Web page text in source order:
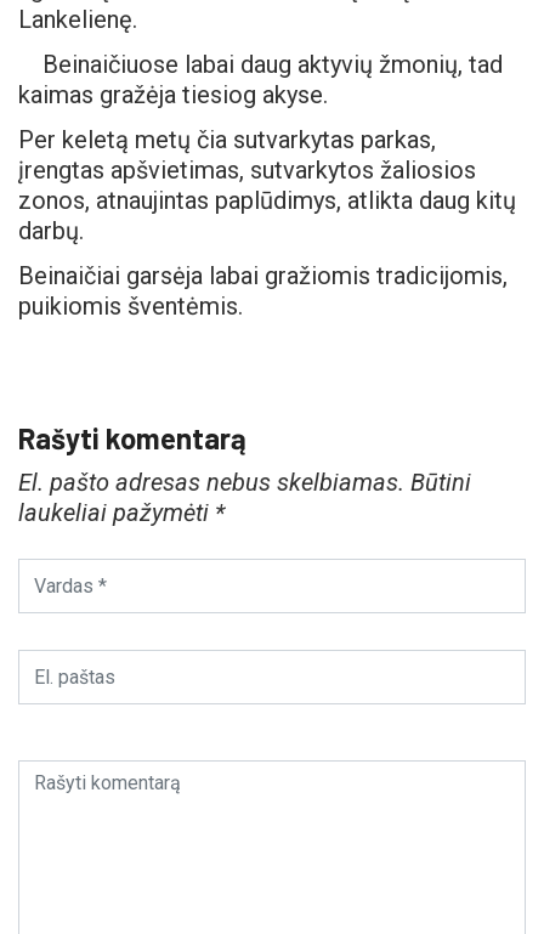
Lankelienę.
Beinaičiuose labai daug aktyvių žmonių, tad
kaimas gražėja tiesiog akyse.
Per keletą metų čia sutvarkytas parkas,
įrengtas apšvietimas, sutvarkytos žaliosios
zonos, atnaujintas paplūdimys, atlikta daug kitų
darbų.
Beinaičiai garsėja labai gražiomis tradicijomis,
puikiomis šventėmis.
Rašyti komentarą
El. pašto adresas nebus skelbiamas. Būtini
laukeliai pažymėti *